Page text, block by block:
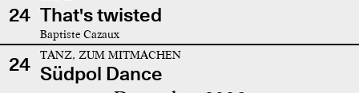
24 That's twisted
Baptiste Cazaux
24 TANZ, ZUM MITMACHEN
Südpol Dance